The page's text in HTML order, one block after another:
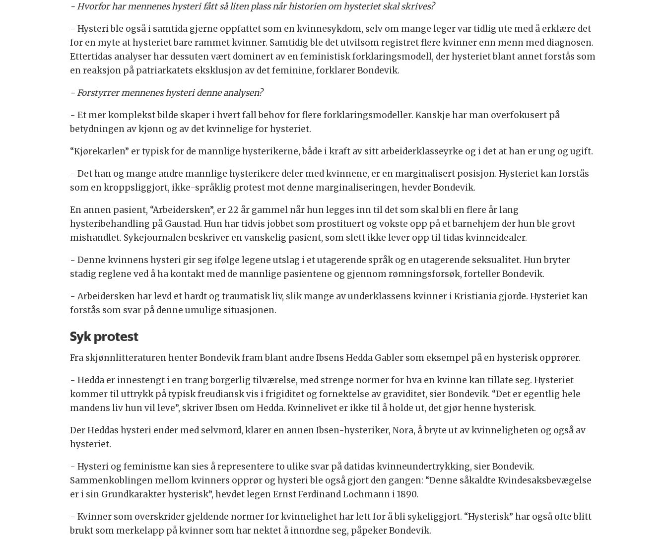
- Hvorfor har mennenes hysteri fått så liten plass når historien om hysteriet skal skrives?
- Hysteri ble også i samtida gjerne oppfattet som en kvinnesykdom, selv om mange leger var tidlig ute med å erklære det
for en myte at hysteriet bare rammet kvinner. Samtidig ble det utvilsom registret flere kvinner enn menn med diagnosen.
Ettertidas analyser har dessuten vært dominert av en feministisk forklaringsmodell, der hysteriet blant annet forstås som
en reaksjon på patriarkatets eksklusjon av det feminine, forklarer Bondevik.
- Forstyrrer mennenes hysteri denne analysen?
- Et mer komplekst bilde skaper i hvert fall behov for flere forklaringsmodeller. Kanskje har man overfokusert på
betydningen av kjønn og av det kvinnelige for hysteriet.
“Kjørekarlen” er typisk for de mannlige hysterikerne, både i kraft av sitt arbeiderklasseyrke og i det at han er ung og ugift.
- Det han og mange andre mannlige hysterikere deler med kvinnene, er en marginalisert posisjon. Hysteriet kan forstås
som en kroppsliggjort, ikke-språklig protest mot denne marginaliseringen, hevder Bondevik.
En annen pasient, “Arbeidersken”, er 22 år gammel når hun legges inn til det som skal bli en flere år lang
hysteribehandling på Gaustad. Hun har tidvis jobbet som prostituert og vokste opp på et barnehjem der hun ble grovt
mishandlet. Sykejournalen beskriver en vanskelig pasient, som slett ikke lever opp til tidas kvinneidealer.
- Denne kvinnens hysteri gir seg ifølge legene utslag i et utagerende språk og en utagerende seksualitet. Hun bryter
stadig reglene ved å ha kontakt med de mannlige pasientene og gjennom rømningsforsøk, forteller Bondevik.
- Arbeidersken har levd et hardt og traumatisk liv, slik mange av underklassens kvinner i Kristiania gjorde. Hysteriet kan
forstås som svar på denne umulige situasjonen.
Syk protest
Fra skjønnlitteraturen henter Bondevik fram blant andre Ibsens Hedda Gabler som eksempel på en hysterisk opprører.
- Hedda er innestengt i en trang borgerlig tilværelse, med strenge normer for hva en kvinne kan tillate seg. Hysteriet
kommer til uttrykk på typisk freudiansk vis i frigiditet og fornektelse av graviditet, sier Bondevik. “Det er egentlig hele
mandens liv hun vil leve”, skriver Ibsen om Hedda. Kvinnelivet er ikke til å holde ut, det gjør henne hysterisk.
Der Heddas hysteri ender med selvmord, klarer en annen Ibsen-hysteriker, Nora, å bryte ut av kvinneligheten og også av
hysteriet.
- Hysteri og feminisme kan sies å representere to ulike svar på datidas kvinneundertrykking, sier Bondevik.
Sammenkoblingen mellom kvinners opprør og hysteri ble også gjort den gangen: “Denne såkaldte Kvindesaksbevægelse
er i sin Grundkarakter hysterisk”, hevdet legen Ernst Ferdinand Lochmann i 1890.
- Kvinner som overskrider gjeldende normer for kvinnelighet har lett for å bli sykeliggjort. “Hysterisk” har også ofte blitt
brukt som merkelapp på kvinner som har nektet å innordne seg, påpeker Bondevik.